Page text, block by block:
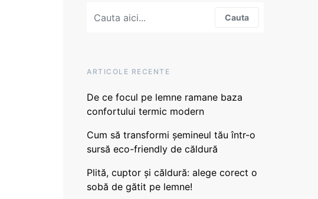
Cauta
ARTICOLE RECENTE
De ce focul pe lemne ramane baza
confortului termic modern
Cum să transformi șemineul tău într-o
sursă eco-friendly de căldură
Plită, cuptor și căldură: alege corect o
sobă de gătit pe lemne!